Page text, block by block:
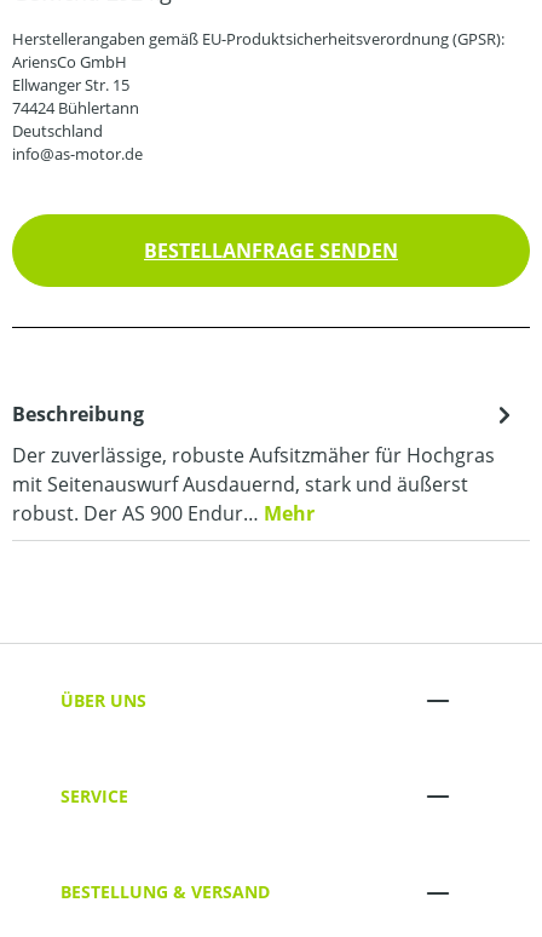
Herstellerangaben gemäß EU-Produktsicherheitsverordnung (GPSR):
AriensCo GmbH
Ellwanger Str. 15
74424 Bühlertann
Deutschland
info@as-motor.de
BESTELLANFRAGE SENDEN
Beschreibung
Der zuverlässige, robuste Aufsitzmäher für Hochgras
mit Seitenauswurf Ausdauernd, stark und äußerst
robust. Der AS 900 Endur… Mehr
ÜBER UNS
SERVICE
BESTELLUNG & VERSAND